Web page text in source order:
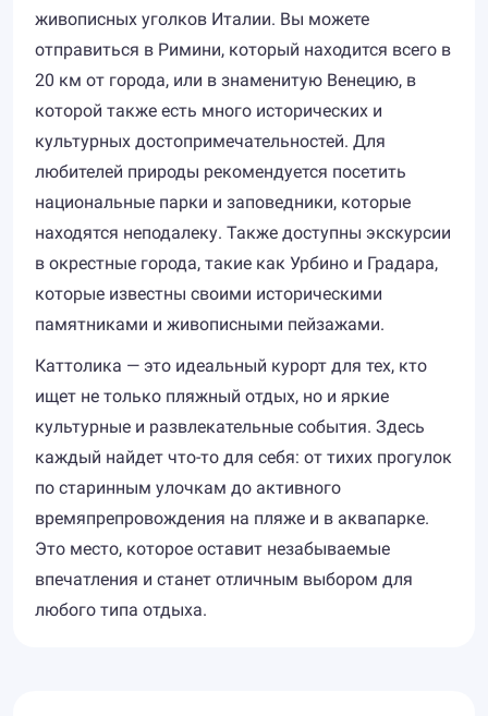
живописных уголков Италии. Вы можете
отправиться в Римини, который находится всего в
20 км от города, или в знаменитую Венецию, в
которой также есть много исторических и
культурных достопримечательностей. Для
любителей природы рекомендуется посетить
национальные парки и заповедники, которые
находятся неподалеку. Также доступны экскурсии
в окрестные города, такие как Урбино и Градара,
которые известны своими историческими
памятниками и живописными пейзажами.
Каттолика — это идеальный курорт для тех, кто
ищет не только пляжный отдых, но и яркие
культурные и развлекательные события. Здесь
каждый найдет что-то для себя: от тихих прогулок
по старинным улочкам до активного
времяпрепровождения на пляже и в аквапарке.
Это место, которое оставит незабываемые
впечатления и станет отличным выбором для
любого типа отдыха.